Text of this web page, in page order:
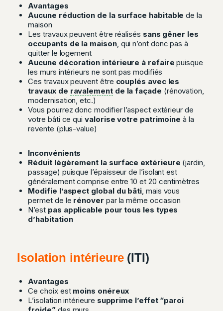
Avantages
Aucune réduction de la surface habitable de la
maison
Les travaux peuvent être réalisés sans gêner les
occupants de la maison, qui n’ont donc pas à
quitter le logement
Aucune décoration intérieure à refaire puisque
les murs intérieurs ne sont pas modifiés
Ces travaux peuvent être couplés avec les
travaux de ravalementde la façade (rénovation,
modernisation, etc.)
Vous pourrez donc modifier l’aspect extérieur de
votre bâti ce quivalorise votre patrimoine à la
revente (plus-value)
Inconvénients
Réduit légèrement la surface extérieure (jardin,
passage) puisque l’épaisseur de l’isolant est
généralement comprise entre 10 et 20 centimètres
Modifie l’aspect global du bâti, mais vous
permet de le rénover par la même occasion
N’est pas applicable pour tous les types
d’habitation
Isolation intérieure(ITI)
Avantages
Ce choix est moins onéreux
L’isolation intérieure supprime l’effet “paroi